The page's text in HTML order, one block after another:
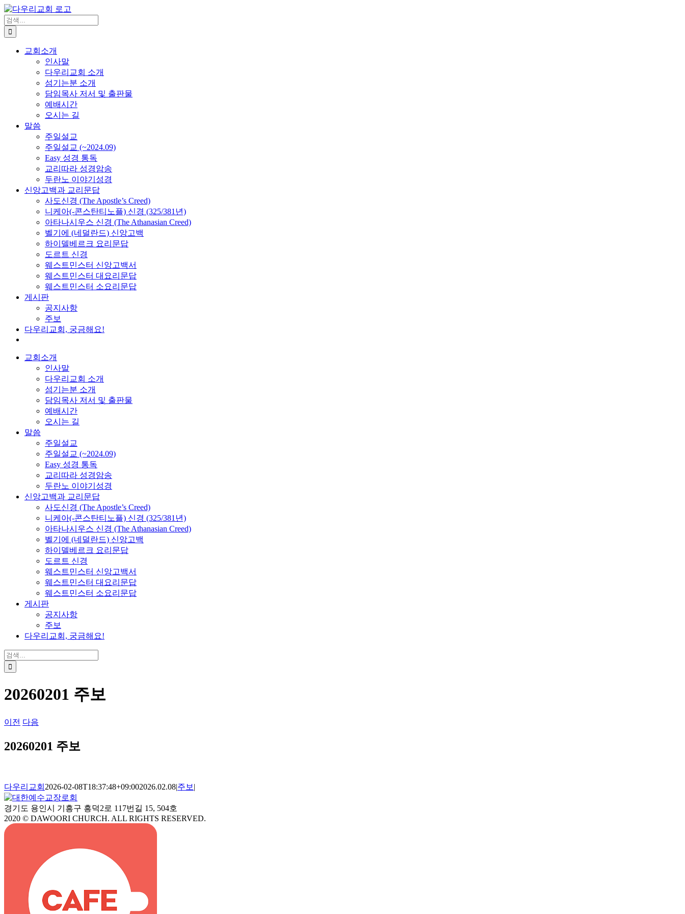
Skip
to
content
검
색
...
교회소개
인사말
다우리교회 소개
섬기는분 소개
담임목사 저서 및 출판물
예배시간
오시는 길
말씀
주일설교
주일설교 (~2024.09)
Easy 성경 통독
교리따라 성경암송
두란노 이야기성경
신앙고백과 교리문답
사도신경 (The Apostle’s Creed)
니케아(-콘스탄티노플) 신경 (325/381년)
아타나시우스 신경 (The Athanasian Creed)
벨기에 (네덜란드) 신앙고백
하이델베르크 요리문답
도르트 신경
웨스트민스터 신앙고백서
웨스트민스터 대요리문답
웨스트민스터 소요리문답
게시판
공지사항
주보
다우리교회, 궁금해요!
교회소개
인사말
다우리교회 소개
섬기는분 소개
담임목사 저서 및 출판물
예배시간
오시는 길
말씀
주일설교
주일설교 (~2024.09)
Easy 성경 통독
교리따라 성경암송
두란노 이야기성경
신앙고백과 교리문답
사도신경 (The Apostle’s Creed)
니케아(-콘스탄티노플) 신경 (325/381년)
아타나시우스 신경 (The Athanasian Creed)
벨기에 (네덜란드) 신앙고백
하이델베르크 요리문답
도르트 신경
웨스트민스터 신앙고백서
웨스트민스터 대요리문답
웨스트민스터 소요리문답
게시판
공지사항
주보
다우리교회, 궁금해요!
검
색
...
20260201 주보
이전 다음
20260201 주보
다우리교회 2026-02-08T18:37:48+09:002026.02.08|주보 |
경기도 용인시 기흥구 흥덕2로 117번길 15, 504호
2020 © DAWOORI CHURCH. ALL RIGHTS RESERVED.
YouTube
Facebook
Cafe